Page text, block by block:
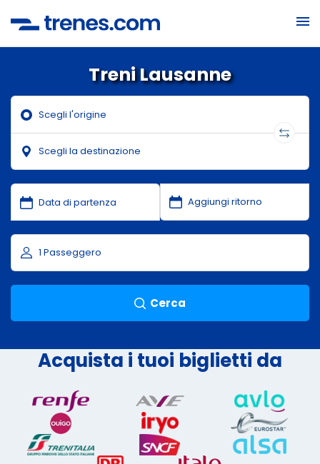
Treni Lausanne
Cerca
Acquista i tuoi biglietti da